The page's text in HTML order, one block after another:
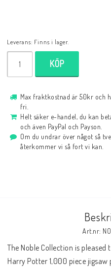
Leverans: Finns i lager.
KÖP
Max fraktkostnad är 50kr och
fri.
Helt säker e-handel, du kan
och även PayPal och Payson.
Om du undrar över något så
återkommer vi så fort vi kan.
Art.nr:
The Noble Collection is
Harry Potter 1,000 piece jigsaw